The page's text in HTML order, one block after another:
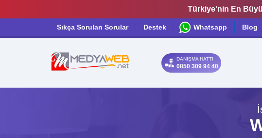
Türkiye'nin En
Sıkça Sorulan Sorular Destek Whatsapp Blog
DANIŞMA HATTI
0850 309 94 40